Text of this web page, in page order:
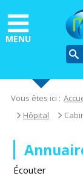
au
contenu
principal
MENU
Vous êtes ici :
Hôpital
Écouter